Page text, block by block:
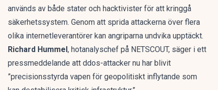
används av både stater och hacktivister för att kringgå
säkerhetssystem. Genom att sprida attackerna över flera
olika internetleverantörer kan angriparna undvika upptäckt.
Richard Hummel, hotanalyschef på NETSCOUT, säger i ett
pressmeddelande att ddos-attacker nu har blivit
”precisionsstyrda vapen för geopolitiskt inflytande som